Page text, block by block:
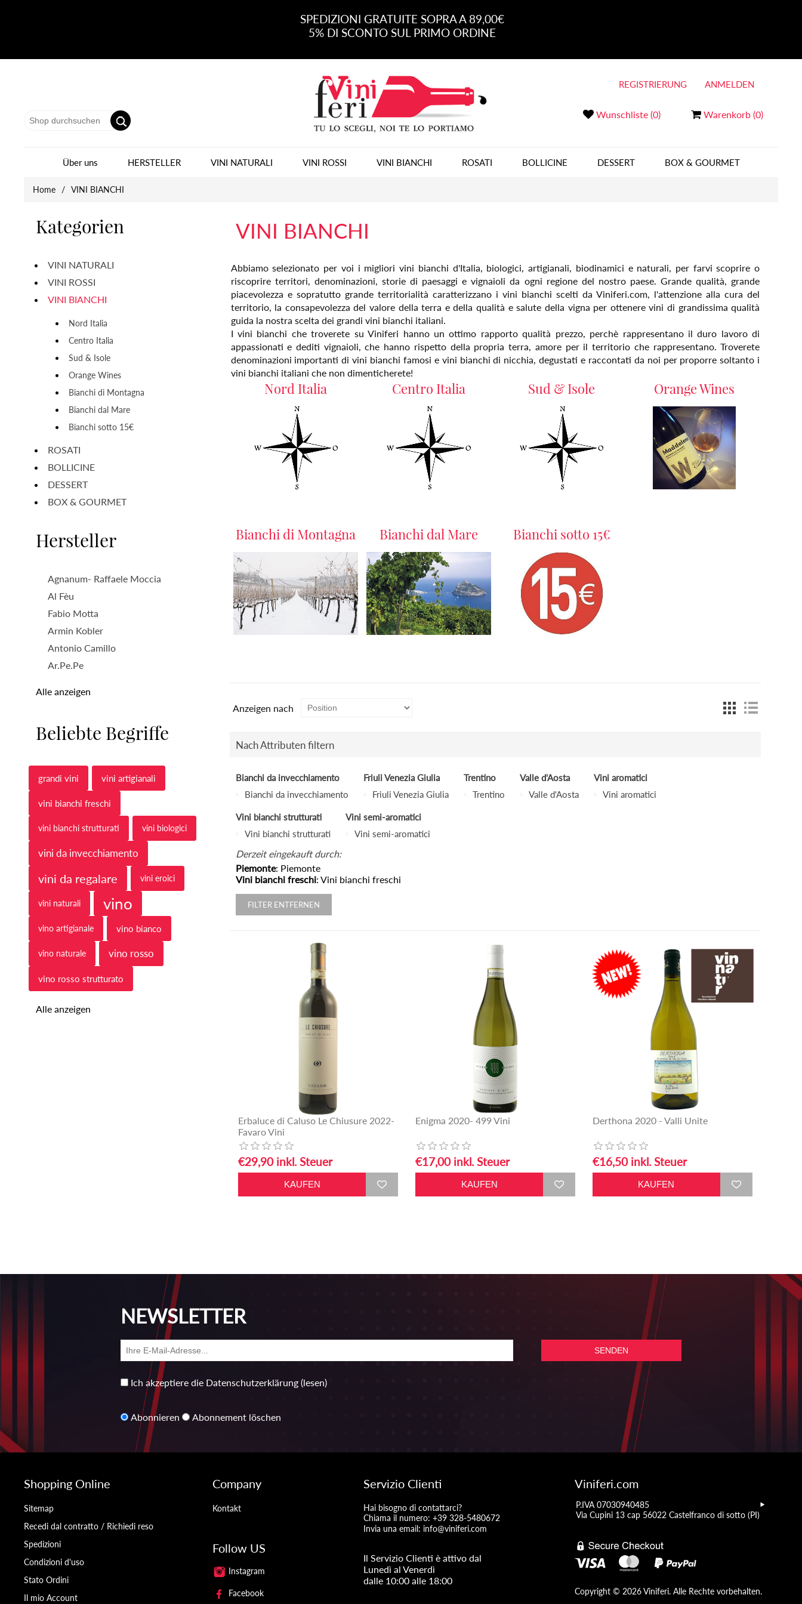
SPEDIZIONI GRATUITE SOPRA A 89,00€
5% DI SCONTO SUL PRIMO ORDINE
Wunschliste (0) Warenkorb (0)
REGISTRIERUNG ANMELDEN
Über uns HERSTELLER VINI NATURALI VINI ROSSI VINI BIANCHI ROSATI BOLLICINE DESSERT BOX & GOURMET
Home / VINI BIANCHI
Kategorien
VINI NATURALI
VINI ROSSI
VINI BIANCHI
Nord Italia
Centro Italia
Sud & Isole
Orange Wines
Bianchi di Montagna
Bianchi dal Mare
Bianchi sotto 15€
ROSATI
BOLLICINE
DESSERT
BOX & GOURMET
Hersteller
Agnanum- Raffaele Moccia
Al Fèu
Fabio Motta
Armin Kobler
Antonio Camillo
Ar.Pe.Pe
Alle anzeigen
Beliebte Begriffe
grandi vini vini artigianali
vini bianchi freschi
vini bianchi strutturati vini biologici
vini da invecchiamento
vini da regalare vini eroici
vini naturali vino
vino artigianale vino bianco
vino naturale vino rosso
vino rosso strutturato
Alle anzeigen
VINI BIANCHI
Abbiamo selezionato per voi i migliori vini bianchi d'Italia, biologici, artigianali, biodinamici e naturali, per farvi scoprire o
riscoprire territori, denominazioni, storie di paesaggi e vignaioli da ogni regione del nostro paese. Grande qualità, grande
piacevolezza e sopratutto grande territorialità caratterizzano i vini bianchi scelti da Viniferi.com, l'attenzione alla cura del
territorio, la consapevolezza del valore della terra e della qualità e salute della vigna per ottenere vini di grandissima qualità
guida la nostra scelta dei grandi vini bianchi italiani.
I vini bianchi che troverete su Viniferi hanno un ottimo rapporto qualità prezzo, perchè rappresentano il duro lavoro di
appassionati e dediti vignaioli, che hanno rispetto della propria terra, amore per il territorio che rappresentano. Troverete
denominazioni importanti di vini bianchi famosi e vini bianchi di nicchia, degustati e raccontati da noi per proporre soltanto i
vini bianchi italiani che non dimenticherete!
Nord Italia Centro Italia Sud & Isole Orange Wines
Bianchi di Montagna Bianchi dal Mare Bianchi sotto 15€
Anzeigen nach
Nach Attributen filtern
Bianchi da invecchiamento
Bianchi da invecchiamento
Friuli Venezia Giulia
Friuli Venezia Giulia
Trentino
Trentino
Valle d'Aosta
Valle d'Aosta
Vini aromatici
Vini aromatici
Vini bianchi strutturati
Vini bianchi strutturati
Vini semi-aromatici
Vini semi-aromatici
Derzeit eingekauft durch:
Piemonte: Piemonte
Vini bianchi freschi: Vini bianchi freschi
FILTER ENTFERNEN
Erbaluce di Caluso Le Chiusure 2022-
Favaro Vini
€29,90 inkl. Steuer
Enigma 2020- 499 Vini
€17,00 inkl. Steuer
Derthona 2020 - Valli Unite
€16,50 inkl. Steuer
NEWSLETTER
Ich akzeptiere die Datenschutzerklärung (lesen)
Abonnieren Abonnement löschen
Shopping Online
Sitemap
Recedi dal contratto / Richiedi reso
Spedizioni
Condizioni d'uso
Stato Ordini
Il mio Account
Company
Kontakt
Follow US
Instagram
Facebook
Servizio Clienti
Hai bisogno di contattarci?
Chiama il numero: +39 328-5480672
Invia una email: info@viniferi.com
Il Servizio Clienti è attivo dal
Lunedì al Venerdì
dalle 10:00 alle 18:00
Viniferi.com
P.IVA 07030940485
Via Cupini 13 cap 56022 Castelfranco di sotto (PI)
Copyright © 2026 Viniferi. Alle Rechte vorbehalten.